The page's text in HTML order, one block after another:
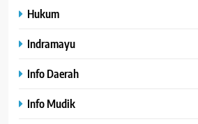
Hukum
Indramayu
Info Daerah
Info Mudik